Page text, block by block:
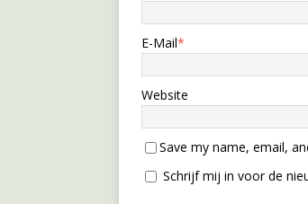
E-Mail*
Website
Save my name, email,
Schrijf mij in voor de